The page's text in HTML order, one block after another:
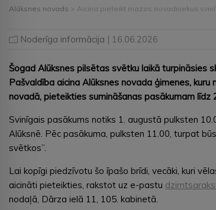
Alūksnes novads > Aicina pieteikt mazos novadniekus
Noderīga informācija | 16.06.2026
Šogad Alūksnes pilsētas svētku laikā turpināsies
Pašvaldība aicina Alūksnes novada ģimenes,
novadā, pieteikties sumināšanas pasākumam līdz
Svinīgais pasākums notiks 1. augustā pulksten
Alūksnē. Pēc pasākuma, pulksten 11.00, turpat
svētkos”.
Lai kopīgi piedzīvotu šo īpašo brīdi, vecāki, kuri
aicināti pieteikties, rakstot uz e-pastu
nodaļā, Dārza ielā 11, 105. kabinetā.